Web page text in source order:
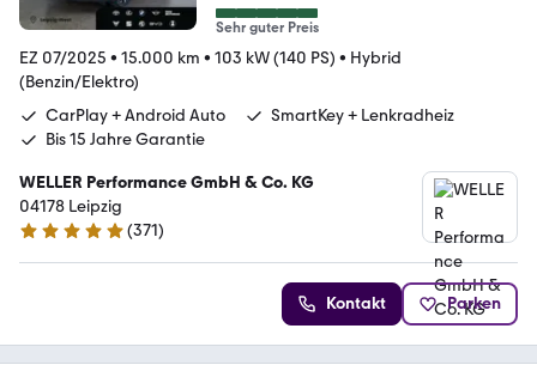
Sehr guter Preis
EZ 07/2025 • 15.000 km • 103 kW (140 PS) • Hybrid
(Benzin/Elektro)
CarPlay + Android Auto
SmartKey + Lenkradheiz
Bis 15 Jahre Garantie
WELLER Performance GmbH & Co. KG
04178 Leipzig
4.8 Sterne
(371)
Kontakt Parken